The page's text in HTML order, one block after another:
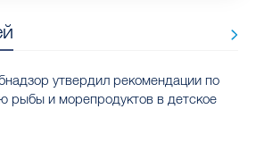
утвердил рекомендации по
рыбы и морепродуктов в детское